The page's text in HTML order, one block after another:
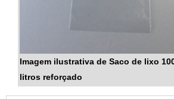
Imagem ilustrativa de Saco de lixo
litros reforçado